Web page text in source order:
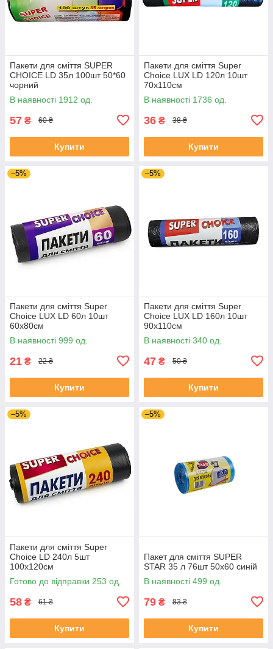
Пакети для сміття SUPER
CHOICE LD 35л 100шт 50*60
чорний
В наявності 1912 од.
57 ₴ 60 ₴
Купити
Пакети для сміття Super
Choice LUX LD 120л 10шт
70х110см
В наявності 1736 од.
36 ₴ 38 ₴
Купити
–5%
Пакети для сміття Super
Choice LUX LD 60л 10шт
60х80см
В наявності 999 од.
21 ₴ 22 ₴
Купити
–5%
Пакети для сміття Super
Choice LUX LD 160л 10шт
90х110см
В наявності 340 од.
47 ₴ 50 ₴
Купити
–5%
Пакети для сміття Super
Choice LD 240л 5шт
100х120см
Готово до відправки 253 од.
58 ₴ 61 ₴
Купити
–5%
Пакет для сміття SUPER
STAR 35 л 76шт 50х60 синій
В наявності 499 од.
79 ₴ 83 ₴
Купити